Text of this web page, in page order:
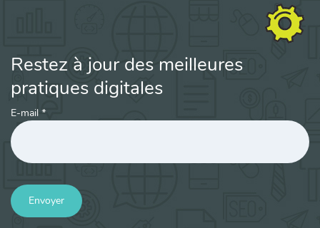
Restez à jour des meilleures
pratiques digitales
E-mail *
Envoyer